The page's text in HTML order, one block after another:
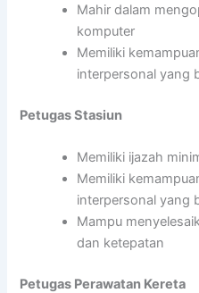
Mahir dalam
komputer
Memiliki
interpersonal yang
Petugas Stasiun
Memiliki ijazah
Memiliki
interpersonal yang
Mampu
dan ketepatan
Petugas Perawatan Kereta